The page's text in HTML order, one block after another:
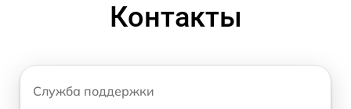
Контакты
Служба поддержки